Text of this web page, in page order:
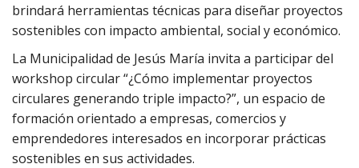
brindará herramientas técnicas para diseñar proyectos
sostenibles con impacto ambiental, social y económico.
La Municipalidad de Jesús María invita a participar del
workshop circular “¿Cómo implementar proyectos
circulares generando triple impacto?”, un espacio de
formación orientado a empresas, comercios y
emprendedores interesados en incorporar prácticas
sostenibles en sus actividades.